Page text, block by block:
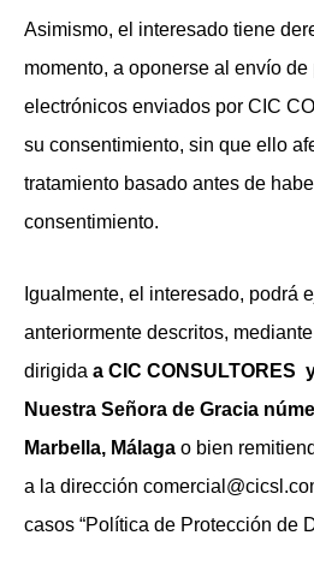
Asimismo, el interesado tiene
momento, a oponerse al envío
electrónicos enviados por CIC
su consentimiento, sin que ello
tratamiento basado antes de
consentimiento.
Igualmente, el interesado, podrá
anteriormente descritos,
dirigida a CIC CONSULTORES
Nuestra Señora de Gracia
Marbella, Málaga o bien
a la dirección
casos “Política de Protección de